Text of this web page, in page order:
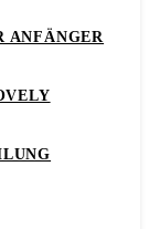
ANFÄNGER